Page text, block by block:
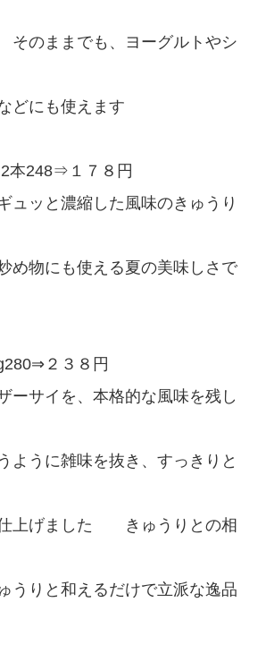
のままでも、ヨーグルトやシ
どにも使えます
本248⇒１７８円
ュッと濃縮した風味のきゅうり
め物にも使える夏の美味しさで
２３８円
ーサイを、本格的な風味を残し
ように雑味を抜き、すっきりと
上げました きゅうりとの相
うりと和えるだけで立派な逸品